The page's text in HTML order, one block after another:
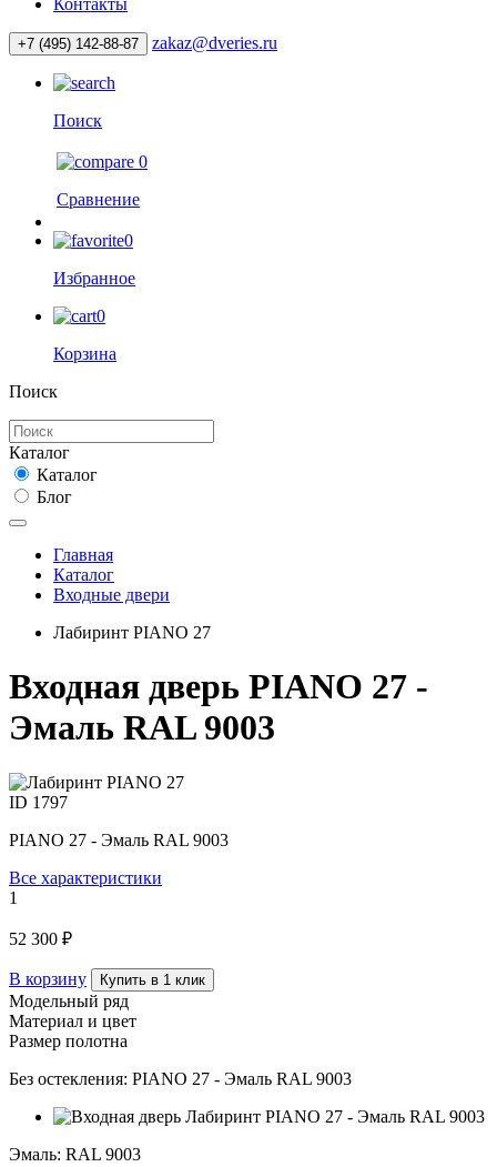
Контакты
+7 (495) 142-88-87 zakaz@dveries.ru
Поиск
0
Сравнение
0
Избранное
0
Корзина
Поиск
Каталог
Каталог
Блог
Главная
Каталог
Входные двери
Лабиринт PIANO 27
Входная дверь PIANO 27 -
Эмаль RAL 9003
ID 1797
PIANO 27 - Эмаль RAL 9003
Все характеристики
1
52 300 ₽
В корзину Купить в 1 клик
Модельный ряд
Материал и цвет
Размер полотна
Без остекления: PIANO 27 - Эмаль RAL 9003
Эмаль: RAL 9003